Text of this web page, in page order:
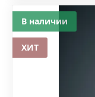
В наличии
ХИТ